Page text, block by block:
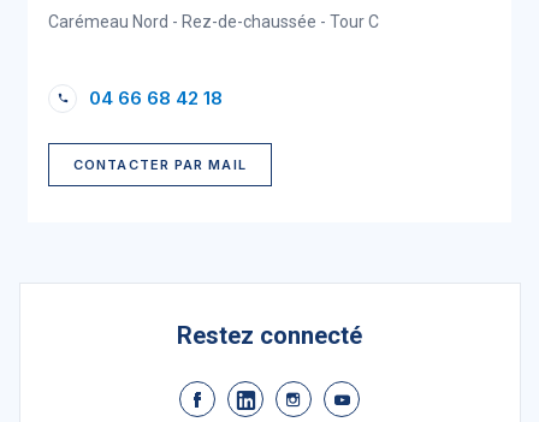
Carémeau Nord - Rez-de-chaussée - Tour C
04 66 68 42 18
CONTACTER PAR MAIL
Restez connecté